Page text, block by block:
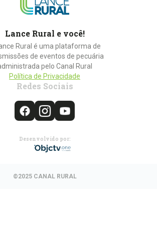
Lance Rural e você!
Rural é uma plataforma de
de eventos de pecuária
pelo Canal Rural
Política de Privacidade
Redes Sociais
Desenvolvido por:
©2025 CANAL RURAL